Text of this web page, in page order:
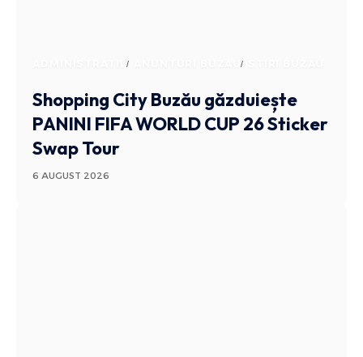
ADMINISTRATIV ANUNTURI BUZAU
Shopping City Buzău găzduiește
PANINI FIFA WORLD CUP 26 Sticker
Swap Tour
6 AUGUST 2026